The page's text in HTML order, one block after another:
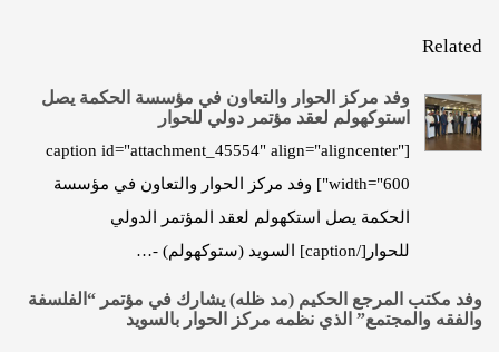
Related
وفد مركز الحوار والتعاون في مؤسسة الحكمة يصل
استوكهولم لعقد مؤتمر دولي للحوار
[caption id="attachment_45554" align="aligncenter"
width="600"] وفد مركز الحوار والتعاون في مؤسسة
الحكمة يصل استكهولم لعقد المؤتمر الدولي
للحوار[/caption] السويد (ستوكهولم) -…
وفد مكتب المرجع الحكيم (مد ظله) يشارك في مؤتمر “الفلسفة
والفقه والمجتمع” الذي نظمه مركز الحوار بالسويد